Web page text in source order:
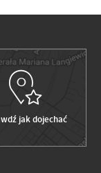
jak dojechać